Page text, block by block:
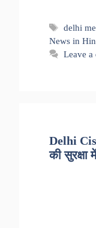
Tags
delhi
News in
Leave a
Delhi
की